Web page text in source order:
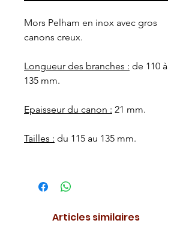
Mors Pelham en inox avec gros
canons creux.
Longueur des branches : de 110 à
135 mm.
Epaisseur du canon : 21 mm.
Tailles : du 115 au 135 mm.
Articles similaires